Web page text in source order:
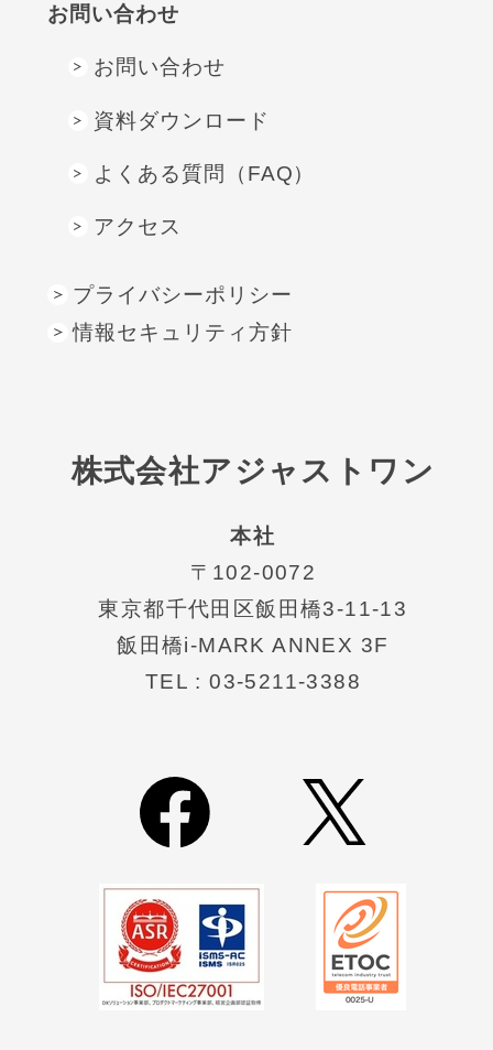
株式会社アジャストワン
本社
〒102-0072
東京都千代⽥区飯⽥橋3-11-13
飯田橋i-MARK ANNEX 3F
TEL : 03-5211-3388
お問い合わせ
お問い合わせ
資料ダウンロード
よくある質問（FAQ）
アクセス
プライバシーポリシー
情報セキュリティ方針